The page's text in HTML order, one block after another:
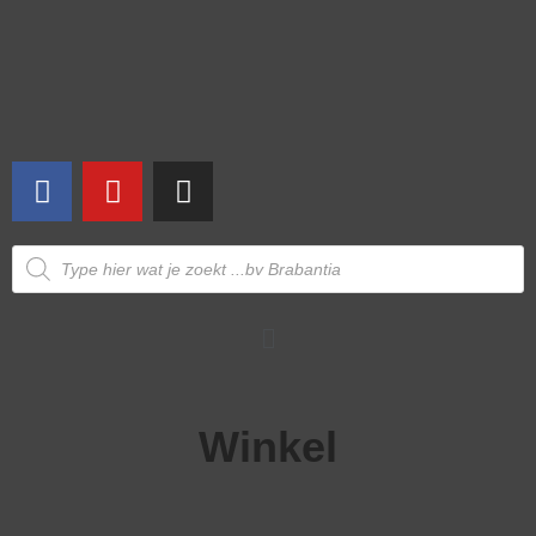
Winkel